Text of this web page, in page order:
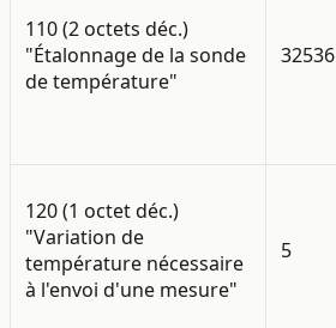
110 (2 octets déc.)
"Étalonnage de la sonde
de température"
32536
120 (1 octet déc.)
"Variation de
température nécessaire
à l'envoi d'une mesure"
5